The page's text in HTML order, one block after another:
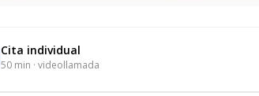
Cita individual
50 min · videollamada